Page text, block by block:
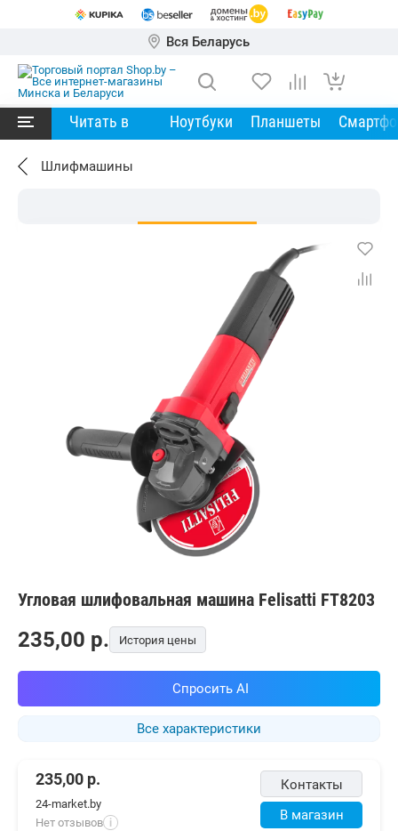
Вся Беларусь
Читать в Ноутбуки Планшеты
Шлифмашины
Угловая шлифовальная машина Felisatti FT8203
Все характеристики
235,00 p. История цены
Спросить AI
Контакты
В магазин
235,00 р.
24-market.by
Нет отзывов i